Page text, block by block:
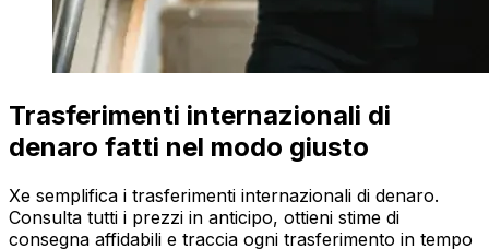
Trasferimenti internazionali di
denaro fatti nel modo giusto
Xe semplifica i trasferimenti internazionali di denaro.
Consulta tutti i prezzi in anticipo, ottieni stime di
consegna affidabili e traccia ogni trasferimento in tempo